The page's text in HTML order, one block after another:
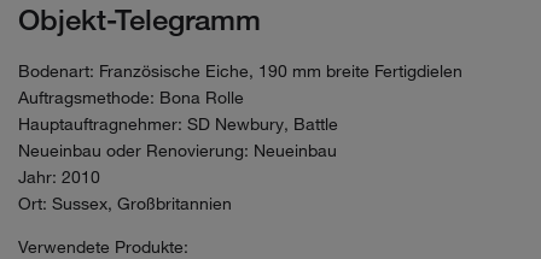
Objekt-Telegramm
Bodenart: Französische Eiche, 190 mm breite Fertigdielen
Auftragsmethode: Bona Rolle
Hauptauftragnehmer: SD Newbury, Battle
Neueinbau oder Renovierung: Neueinbau
Jahr: 2010
Ort: Sussex, Großbritannien
Verwendete Produkte: